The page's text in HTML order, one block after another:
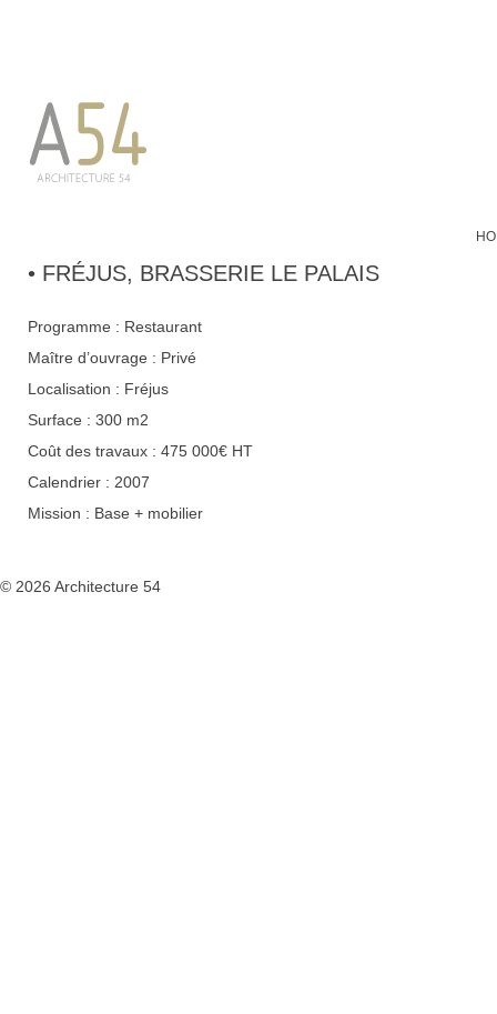
• FRÉJUS, BRASSERIE LE PALAIS
Programme : Restaurant
Maître d’ouvrage : Privé
Localisation : Fréjus
Surface : 300 m2
Coût des travaux : 475 000€ HT
Calendrier : 2007
Mission : Base + mobilier
© 2026 Architecture 54